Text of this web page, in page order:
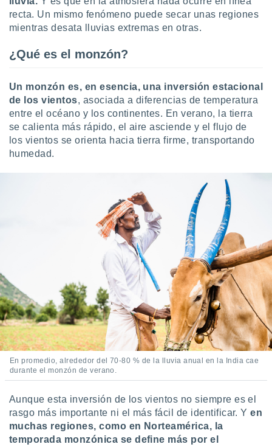
se
para
o
no
Puedes
acceder a
a
abono
como
este sitio
IP
de
posible
traten tus
en
a lo que
Para
su
u
recta. Un mismo fenómeno puede secar unas regiones
mientras desata lluvias extremas en otras.
¿Qué es el monzón?
Un monzón es, en esencia, una inversión estacional
de los vientos, asociada a diferencias de temperatura
entre el océano y los continentes. En verano, la tierra
se calienta más rápido, el aire asciende y el flujo de
los vientos se orienta hacia tierra firme, transportando
humedad.
En promedio, alrededor del 70-80 % de la lluvia anual en la India cae
durante el monzón de verano.
Aunque esta inversión de los vientos no siempre es el
rasgo más importante ni el más fácil de identificar. Y en
muchas regiones, como en Norteamérica, la
temporada monzónica se define más por el